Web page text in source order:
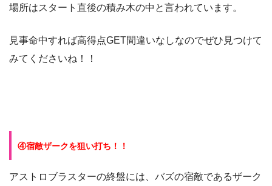
場所はスタート直後の積み木の中と言われています。
見事命中すれば高得点GET間違いなしなのでぜひ見つけて
みてくださいね！！
④宿敵ザークを狙い打ち！！
アストロブラスターの終盤には、バズの宿敵であるザーク